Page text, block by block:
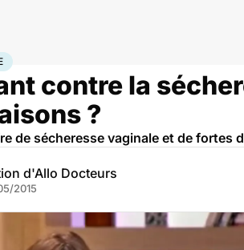
vaginale
contre la
?
de sécheresse vaginale et de
d'Allo Docteurs
2015